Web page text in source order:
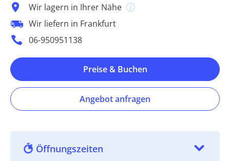
Wir lagern in Ihrer Nähe
Wir liefern in Frankfurt
06-950951138
Preise & Buchen
Angebot anfragen
Öffnungszeiten